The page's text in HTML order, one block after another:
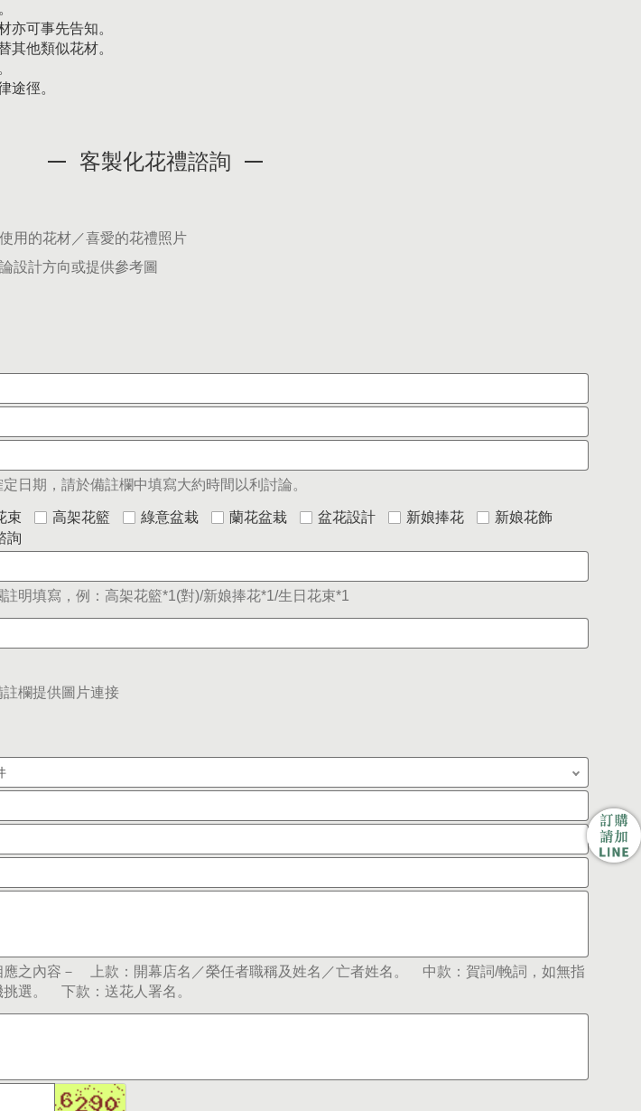
亦可事先告知。
其他類似花材。
途徑。
客製化花禮諮詢
用的花材／喜愛的花禮照片
設計方向或提供參考圖
日期，請於備註欄中填寫大約時間以利討論。
束 高架花籃 綠意盆栽 蘭花盆栽 盆花設計 新娘捧花
新娘花飾
詢
明填寫，例：高架花籃*1(對)/新娘捧花*1/生日花束*1
註欄提供圖片連接
應之內容－ 上款：開幕店名／榮任者職稱及姓名／亡者姓名。 中款：賀詞/輓詞，如無指
挑選。 下款：送花人署名。